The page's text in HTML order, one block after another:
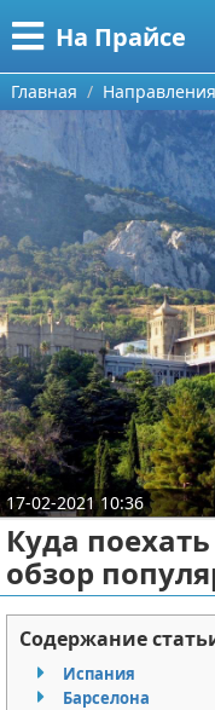
На Прайсе
Меню
Главная
Категории
Разное про
Aliexpress
Сделай онлайн
Кемпинг
Круизы
Направления
Что посетить
Авиаперелеты
Отели
Полезное для
Поиск
О проекте
Контакты
Сотрудничество
Размещение
Для
Условия
Отказ от
Главная
17-02-2021 10:36
Куда
обзор
Содержание
Испания
Барселона